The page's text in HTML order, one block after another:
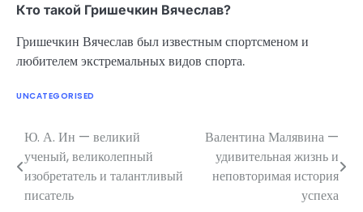
Кто такой Гришечкин Вячеслав?
Гришечкин Вячеслав был известным спортсменом и
любителем экстремальных видов спорта.
UNCATEGORISED
Навигация
по
записям
Ю. А. Ин — великий
ученый, великолепный
изобретатель и талантливый
писатель
Валентина Малявина —
удивительная жизнь и
неповторимая история
успеха